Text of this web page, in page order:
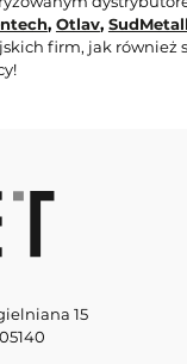
, Otlav, SudMetall
firm, jak również
15